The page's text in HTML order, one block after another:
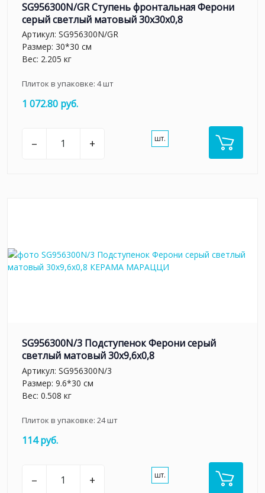
SG956300N/GR Ступень фронтальная Ферони
серый светлый матовый 30x30x0,8
Артикул: SG956300N/GR
Размер: 30*30 см
Вес: 2.205 кг
Плиток в упаковке: 4шт
1 072.80 руб.
– + шт.
SG956300N/3 Подступенок Ферони серый
светлый матовый 30x9,6x0,8
Артикул: SG956300N/3
Размер: 9.6*30 см
Вес: 0.508 кг
Плиток в упаковке: 24шт
114 руб.
– + шт.